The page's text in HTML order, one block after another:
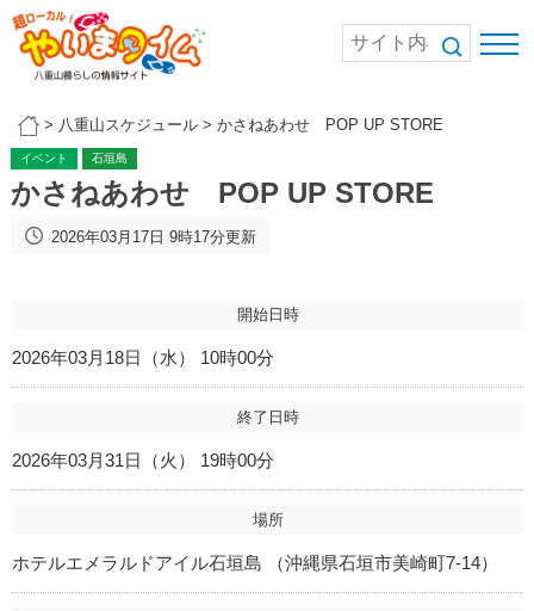
> 八重山スケジュール> かさねあわせ POP UP STORE
イベント 石垣島
かさねあわせ POP UP STORE
2026年03月17日 9時17分更新
開始日時
2026年03月18日（水） 10時00分
終了日時
2026年03月31日（火） 19時00分
場所
ホテルエメラルドアイル石垣島 （沖縄県石垣市美崎町7-14）